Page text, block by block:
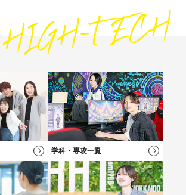
年生にオススメのコンテンツ
が見つかる！
選べる★オープンキャンパス
ーターの方にオススメの コンテンツ
をお考えの方にオススメの説明会！
2年生にオススメの コンテンツ
ベントや最新情報、進路選びについてはこち
の方にオススメの コンテンツ
ご案内、学費説明動画はコチラ
学科・専攻一覧